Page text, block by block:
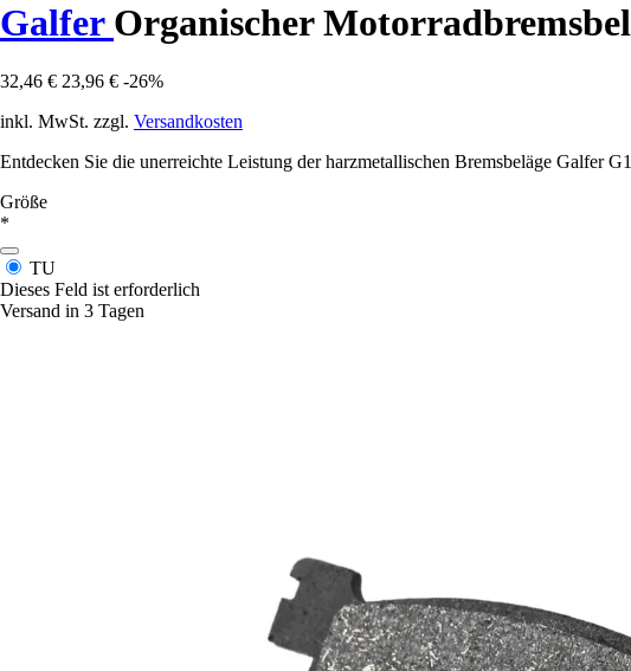
Galfer Organischer
32,46 € 23,96 € -26%
inkl. MwSt. zzgl. Versandkosten
Entdecken Sie die unerreichte Leistung der harzmetallischen Bremsbeläge Galfer
Größe
*
TU
Dieses Feld ist erforderlich
Versand in 3 Tagen